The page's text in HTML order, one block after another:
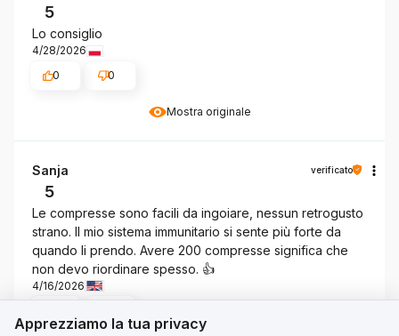
Mostra originale
5
Lo consiglio
4/28/2026
0
0
Sanja verificato
5
Le compresse sono facili da ingoiare, nessun retrogusto
strano. Il mio sistema immunitario si sente più forte da
quando li prendo. Avere 200 compresse significa che
non devo riordinare spesso. 👍️
4/16/2026
Apprezziamo la tua privacy